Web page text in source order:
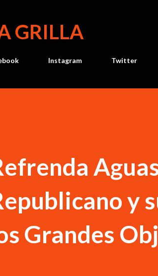
GRILLA
Instagram Twitter
y
Grandes